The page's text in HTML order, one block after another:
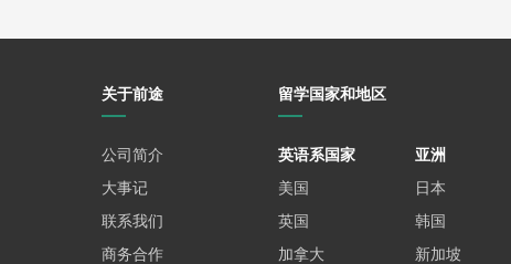
关于前途
公司简介
大事记
联系我们
商务合作
留学国家和地区
英语系国家
美国
英国
加拿大
亚洲
日本
韩国
新加坡